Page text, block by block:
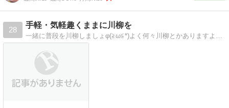
28
手軽・気軽趣くままに川柳を
一緒に普段を川柳しましょφ(≧ω≦*)よく何々川柳とかありますよね？ああいうのを気軽に手軽に、みんなでしたいです！